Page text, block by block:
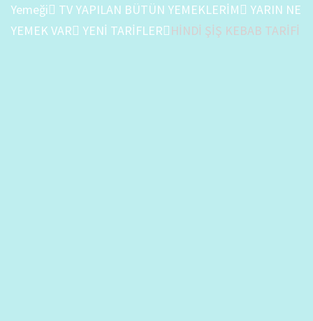
Yemeği
TV YAPILAN BÜTÜN YEMEKLERİM
YARIN NE
YEMEK VAR
YENİ TARİFLER HİNDİ ŞİŞ KEBAB TARİFİ